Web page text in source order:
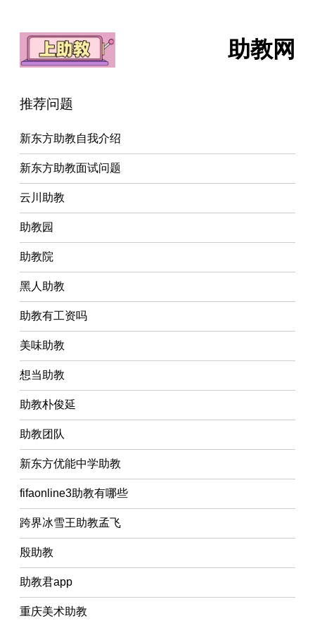
助教网
推荐问题
新东方助教自我介绍
新东方助教面试问题
云川助教
助教园
助教院
黑人助教
助教有工资吗
美味助教
想当助教
助教朴俊延
助教团队
新东方优能中学助教
fifaonline3助教有哪些
跨界冰雪王助教孟飞
殷助教
助教君app
重庆美术助教